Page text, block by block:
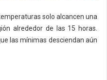
solo alcancen una
alrededor de las 15 horas.
las mínimas desciendan aún